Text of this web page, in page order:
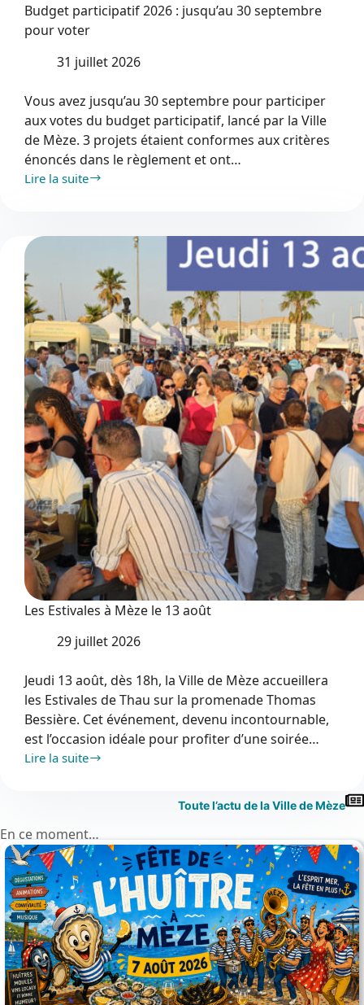
Budget participatif 2026 : jusqu’au 30 septembre
pour voter
31 juillet 2026
Vous avez jusqu’au 30 septembre pour participer
aux votes du budget participatif, lancé par la Ville
de Mèze. 3 projets étaient conformes aux critères
énoncés dans le règlement et ont…
Lire la suite
Budget
jusqu’au
30
septembre
pour
voter
Les Estivales à Mèze le 13 août
29 juillet 2026
Jeudi 13 août, dès 18h, la Ville de Mèze accueillera
les Estivales de Thau sur la promenade Thomas
Bessière. Cet événement, devenu incontournable,
est l’occasion idéale pour profiter d’une soirée…
Lire la suite
Les
le
13
août
Toute l’actu de la Ville de Mèze
En ce moment…